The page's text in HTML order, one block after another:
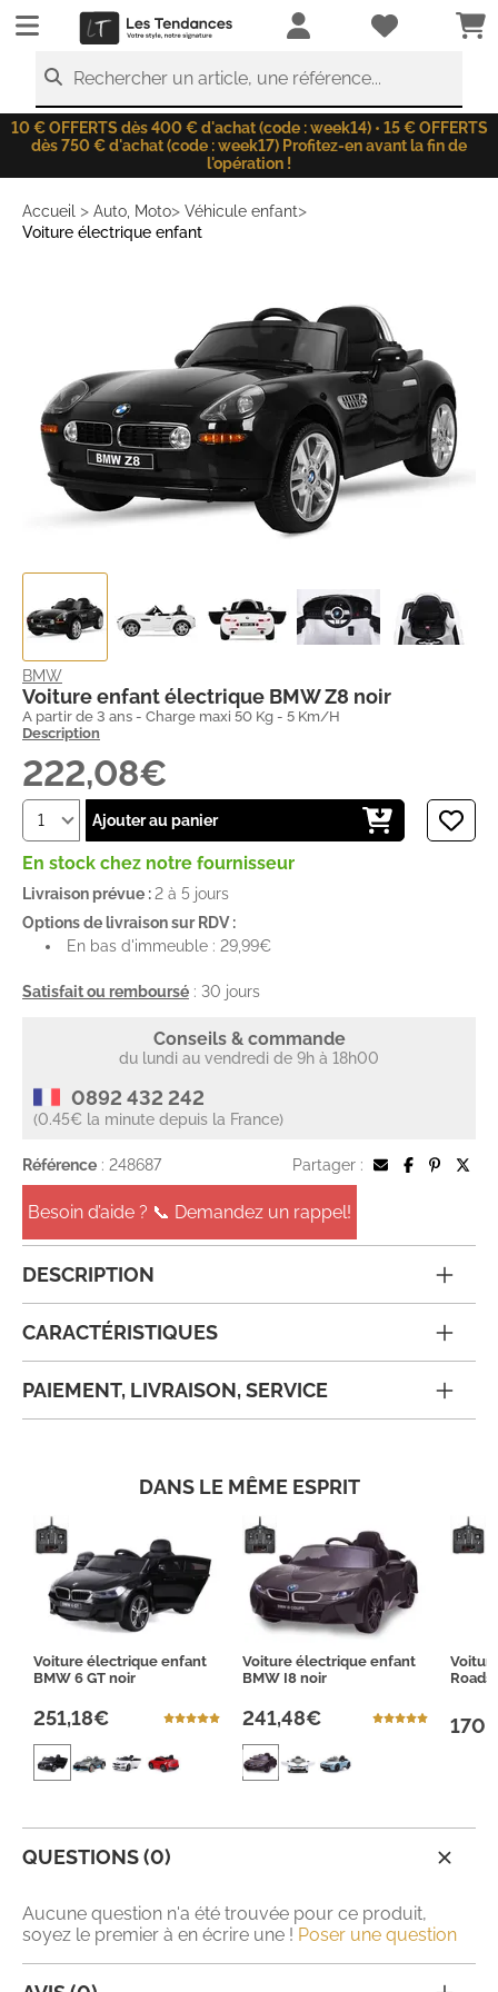
LesTendances.fr
Rechercher un article, une référence...
10 € OFFERTS dès 400 € d'achat (code : week14) • 15 € OFFERTS
dès 750 € d'achat (code : week17) Profitez-en avant la fin de
l'opération !
Accueil > Auto, Moto> Véhicule enfant>
Voiture électrique enfant
BMW
Voiture enfant électrique BMW Z8 noir
A partir de 3 ans - Charge maxi 50 Kg - 5 Km/H
Description
222,08€
Ajouter au panier
En stock chez notre fournisseur
Livraison prévue :2 à 5 jours
Options de livraison sur RDV :
En bas d'immeuble : 29,99€
Satisfait ou remboursé : 30 jours
Conseils & commande
du lundi au vendredi de 9h à 18h00
0892 432 242
(0.45€ la minute depuis la France)
Référence : 248687 Partager :
Besoin d’aide ? 📞 Demandez un rappel!
DESCRIPTION
CARACTÉRISTIQUES
PAIEMENT, LIVRAISON, SERVICE
DANS LE MÊME ESPRIT
Voiture électrique enfant
BMW 6 GT noir
251,18€
Voiture électrique enfant
BMW I8 noir
241,48€
QUESTIONS (0)
Aucune question n'a été trouvée pour ce produit,
soyez le premier à en écrire une ! Poser une question